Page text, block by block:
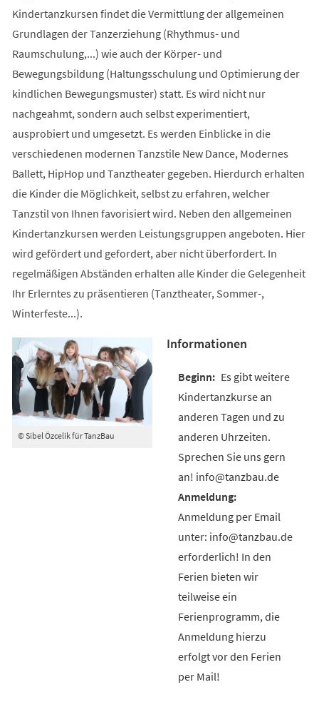
Kindertanzkursen findet die Vermittlung der allgemeinen
Grundlagen der Tanzerziehung (Rhythmus- und
Raumschulung,...) wie auch der Körper- und
Bewegungsbildung (Haltungsschulung und Optimierung der
kindlichen Bewegungsmuster) statt. Es wird nicht nur
nachgeahmt, sondern auch selbst experimentiert,
ausprobiert und umgesetzt. Es werden Einblicke in die
verschiedenen modernen Tanzstile New Dance, Modernes
Ballett, HipHop und Tanztheater gegeben. Hierdurch erhalten
die Kinder die Möglichkeit, selbst zu erfahren, welcher
Tanzstil von Ihnen favorisiert wird. Neben den allgemeinen
Kindertanzkursen werden Leistungsgruppen angeboten. Hier
wird gefördert und gefordert, aber nicht überfordert. In
regelmäßigen Abständen erhalten alle Kinder die Gelegenheit
Ihr Erlerntes zu präsentieren (Tanztheater, Sommer-,
Winterfeste...).
© Sibel Özcelik für TanzBau
Informationen
Es gibt weitere
Kindertanzkurse an
anderen Tagen und zu
anderen Uhrzeiten.
Sprechen Sie uns gern
an! info@tanzbau.de
Anmeldung per Email
unter: info@tanzbau.de
erforderlich! In den
Ferien bieten wir
teilweise ein
Ferienprogramm, die
Anmeldung hierzu
erfolgt vor den Ferien
per Mail!